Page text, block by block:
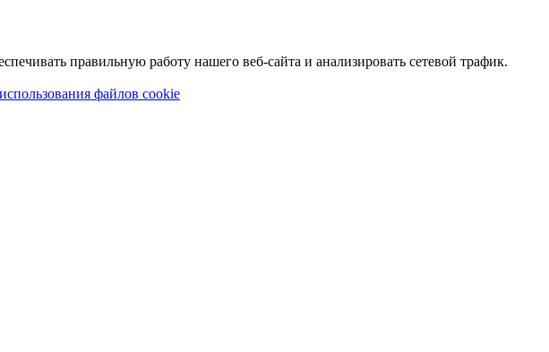
правильную работу нашего веб-сайта и анализировать сетевой трафик.
файлов cookie